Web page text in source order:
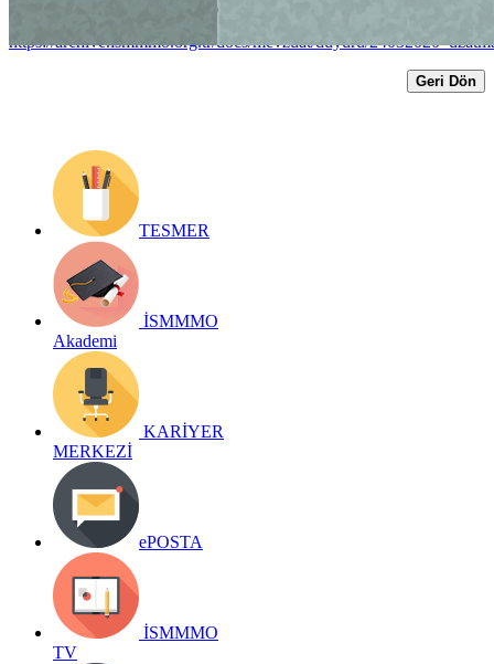
https://archive.ismmmo.org.tr/docs/mevzuat/duyuru/
Geri Dön
TESMER
İSMMMO
Akademi
KARİYER
MERKEZİ
ePOSTA
İSMMMO
TV